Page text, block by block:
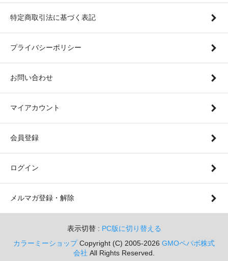
特定商取引法に基づく表記
プライバシーポリシー
お問い合わせ
マイアカウント
会員登録
ログイン
メルマガ登録・解除
表示切替 : PC版に切り替える
カラーミーショップCopyright (C) 2005-2026 GMOペパボ株式
会社 All Rights Reserved.